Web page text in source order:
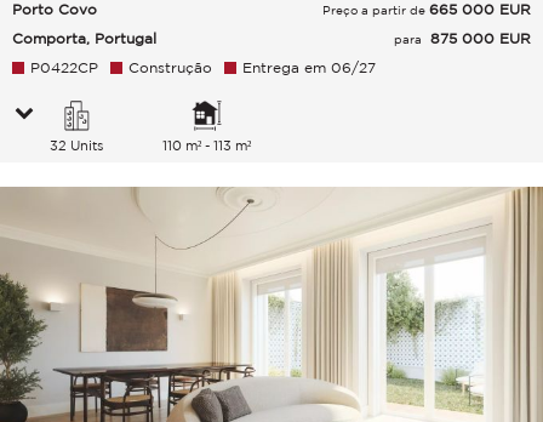
Porto Covo
Comporta, Portugal
Preço a partir de 665 000 EUR
para
875 000 EUR
P0422CP
Construção Entrega em 06/27
32 Units 110 m² - 113 m²